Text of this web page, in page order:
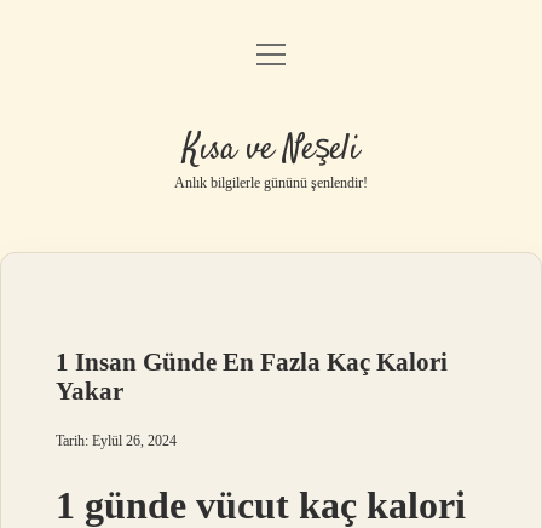
Anasayfa
Yasal Uyarı
menüyü
Kısa ve Neşeli
Anlık bilgilerle gününü şenlendir!
1 Insan Günde En Fazla Kaç Kalori
Yakar
Tarih: Eylül 26, 2024
1 günde vücut kaç kalori